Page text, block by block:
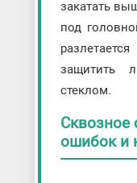
закатать
под
защитить
стеклом.
Сквозное
ошибок и